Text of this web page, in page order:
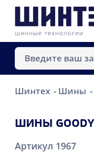
Шинтех Шины
ШИНЫ
Артикул 1967